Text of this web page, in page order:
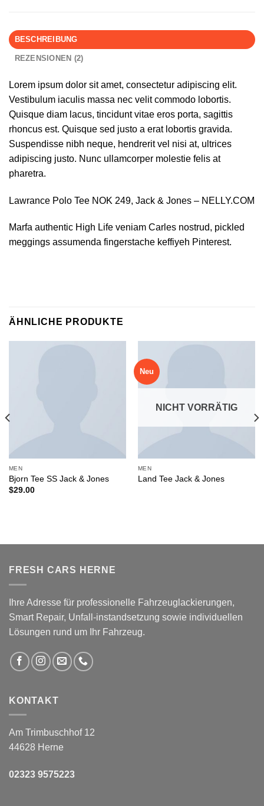
BESCHREIBUNG
REZENSIONEN (2)
Lorem ipsum dolor sit amet, consectetur adipiscing elit.
Vestibulum iaculis massa nec velit commodo lobortis.
Quisque diam lacus, tincidunt vitae eros porta, sagittis
rhoncus est. Quisque sed justo a erat lobortis gravida.
Suspendisse nibh neque, hendrerit vel nisi at, ultrices
adipiscing justo. Nunc ullamcorper molestie felis at
pharetra.
Lawrance Polo Tee NOK 249, Jack & Jones – NELLY.COM
Marfa authentic High Life veniam Carles nostrud, pickled
meggings assumenda fingerstache keffiyeh Pinterest.
ÄHNLICHE PRODUKTE
MEN
Bjorn Tee SS Jack & Jones
$29.00
Neu
NICHT VORRÄTIG
MEN
Land Tee Jack & Jones
FRESH CARS HERNE
Ihre Adresse für professionelle Fahrzeuglackierungen,
Smart Repair, Unfall-instandsetzung sowie individuellen
Lösungen rund um Ihr Fahrzeug.
KONTAKT
Am Trimbuschhof 12
44628 Herne
02323 9575223